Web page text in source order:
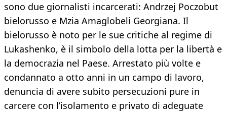
sono due giornalisti incarcerati: Andrzej Poczobut
bielorusso e Mzia Amaglobeli Georgiana. Il
bielorusso è noto per le sue critiche al regime di
Lukashenko, è il simbolo della lotta per la libertà e
la democrazia nel Paese. Arrestato più volte e
condannato a otto anni in un campo di lavoro,
denuncia di avere subito persecuzioni pure in
carcere con l’isolamento e privato di adeguate